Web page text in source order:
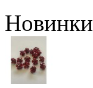
Новинки